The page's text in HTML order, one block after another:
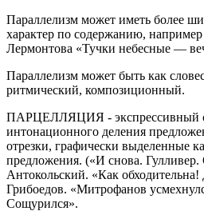
Параллелизм может иметь более
характер по содержанию,
Лермонтова «Тучки небесные —
Параллелизм может быть как
ритмический, композиционный.
ПАРЦЕЛЛЯЦИЯ - экспрессивный
интонационного деления
отрезки, графически выделенные
предложения. («И снова. Гулливер.
Антокольский. «Как
Грибоедов. «Митрофанов
Сощурился».